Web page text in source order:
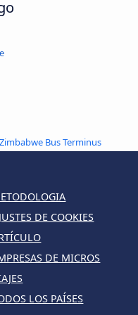
Bus Terminus
DE COOKIES
DE MICROS
LOS PAÍSES